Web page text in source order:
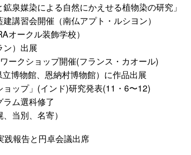
泉媒染による自然にかえせる植物染の研究」
講習会開催（南仏アプト・ルシヨン）
ークル装飾学校）
）出展
ークショップ開催(フランス・カオール)
博物館、恩納村博物館）に作品出展
ップ」(インド)研究発表(11・6〜12)
ム選科修了
当別、名寄）
践報告と円卓会議出席